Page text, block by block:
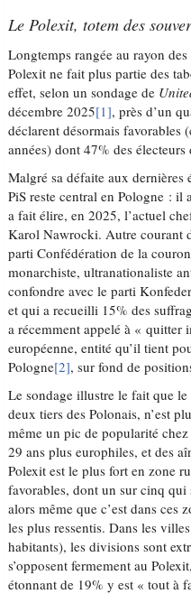
LePolexit, totem des
Longtemps rangée au rayon
Polexit ne fait plus partie des
effet, selon un sondage de
décembre 2025[1], près d’un
déclarent désormais favorables
années) dont 47% des
Malgré sa défaite aux
PiS reste central en Pologne : il
a fait élire, en 2025, l’actuel
Karol Nawrocki. Autre courant
parti Confédération de la
monarchiste, ultranationaliste
confondre avec le parti
et qui a recueilli 15% des
a récemment appelé à « quitter
européenne, entité qu’il tient
Pologne[2], sur fond de
Le sondage illustre le fait que le
deux tiers des Polonais, n’est
même un pic de popularité
29 ans plus europhiles, et des
Polexit est le plus fort en zone
favorables, dont un sur cinq
alors même que c’est dans ces
les plus ressentis. Dans les
habitants), les divisions sont
s’opposent fermement au
étonnant de 19% y est « tout à